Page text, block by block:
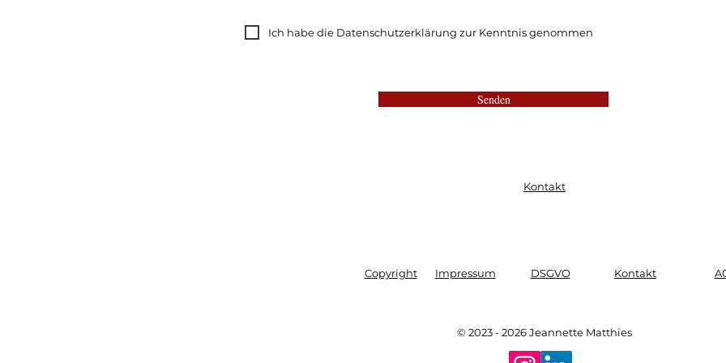
Ich habe die Datenschutzerklärung zur Kenntnis genommen
Senden
Kontakt
Copyright Impressum DSGVO Kontakt
© 2023 - 2026 Jeannette Matthies